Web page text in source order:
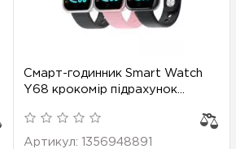
Смарт-годинник Smart Watch
Y68 крокомір підрахунок...
Артикул: 1356948891